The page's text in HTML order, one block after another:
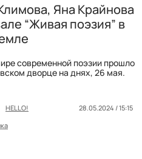
Яна Крайнова
“Живая поэзия” в
современной поэзии прошло
дворце на днях, 26 мая.
HELLO!
28.05.2024 / 15:15